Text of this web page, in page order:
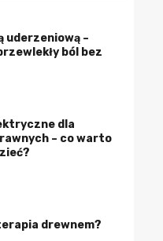
uderzeniową –
ból bez
dla
– co warto
drewnem?